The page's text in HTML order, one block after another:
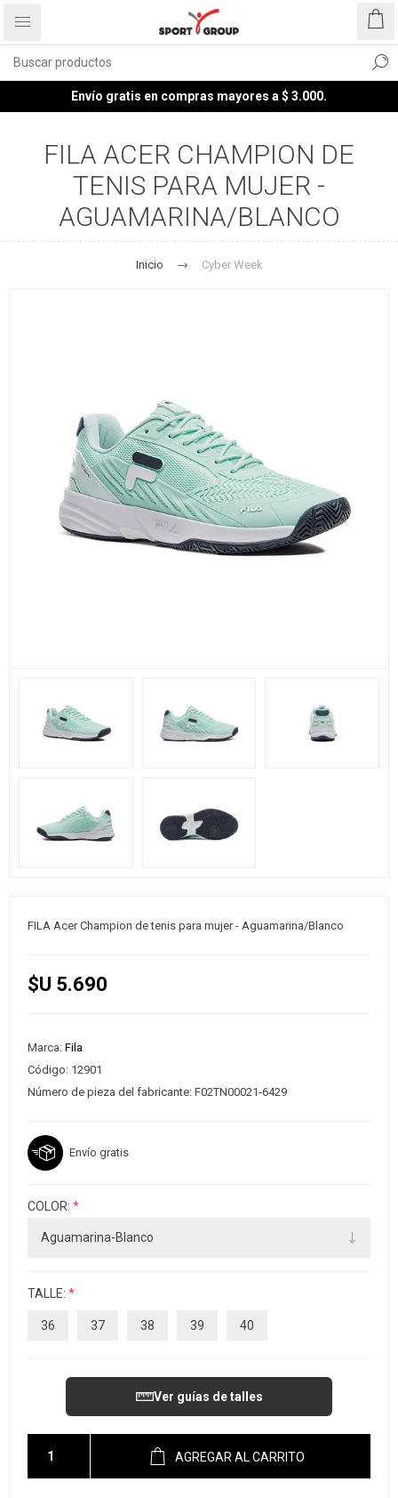
Envío gratis en compras mayores a $ 3.000.
FILA ACER CHAMPION DE
TENIS PARA MUJER -
AGUAMARINA/BLANCO
Inicio Cyber Week
FILA Acer Champion de tenis para mujer - Aguamarina/Blanco
$U 5.690
Marca: Fila
Código: 12901
Número de pieza del fabricante: F02TN00021-6429
Envío gratis
COLOR: *
TALLE: *
36 37 38 39 40
Ver guías de talles
AGREGAR AL CARRITO